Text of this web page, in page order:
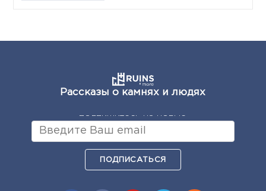
Рассказы о камнях и людях
подпишитесь на новые
ПОДПИСАТЬСЯ